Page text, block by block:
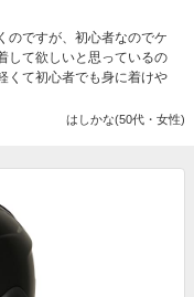
のですが、初心者なのでケ
して欲しいと思っているの
くて初心者でも身に着けや
はしかな(50代・女性)